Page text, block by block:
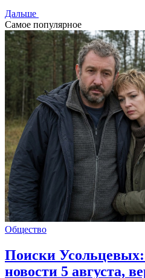
Дальше
Самое популярное
Общество
Поиски Усольцевых:
новости 5 августа,